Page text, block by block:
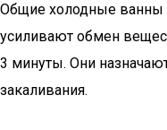
Общие холодные ванны
усиливают обмен
3 минуты. Они
закаливания.